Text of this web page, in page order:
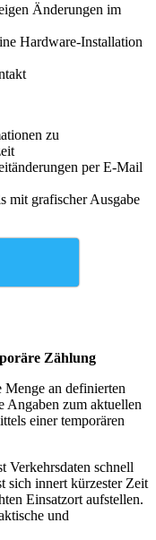
Änderungen im
Hardware-Installation
zu
per E-Mail
mit grafischer Ausgabe
Zählung
Menge an definierten
Angaben zum aktuellen
einer temporären
Verkehrsdaten schnell
sich innert kürzester Zeit
Einsatzort aufstellen.
und